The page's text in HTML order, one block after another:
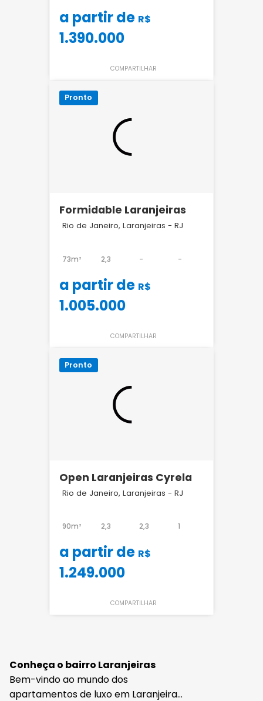
a partir de R$
1.390.000
COMPARTILHAR
Pronto
Formidable Laranjeiras
Rio de Janeiro, Laranjeiras - RJ
73m² 2,3 - -
a partir de R$
1.005.000
COMPARTILHAR
Pronto
Open Laranjeiras Cyrela
Rio de Janeiro, Laranjeiras - RJ
90m² 2,3 2,3 1
a partir de R$
1.249.000
COMPARTILHAR
Conheça o bairro Laranjeiras
Bem-vindo ao mundo dos
apartamentos de luxo em Laranjeiras,